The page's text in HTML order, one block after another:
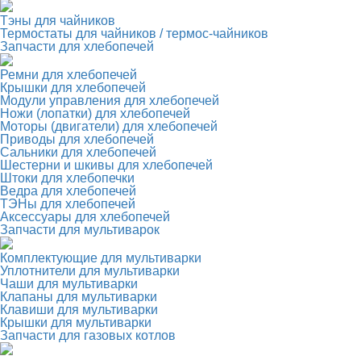
Тэны для чайников
Термостаты для чайников / термос-чайников
Запчасти для хлебопечей
Ремни для хлебопечей
Крышки для хлебопечей
Модули управления для хлебопечей
Ножи (лопатки) для хлебопечей
Моторы (двигатели) для хлебопечей
Приводы для хлебопечей
Сальники для хлебопечей
Шестерни и шкивы для хлебопечей
Штоки для хлебопечки
Ведра для хлебопечей
ТЭНы для хлебопечей
Аксессуары для хлебопечей
Запчасти для мультиварок
Комплектующие для мультиварки
Уплотнители для мультиварки
Чаши для мультиварки
Клапаны для мультиварки
Клавиши для мультиварки
Крышки для мультиварки
Запчасти для газовых котлов